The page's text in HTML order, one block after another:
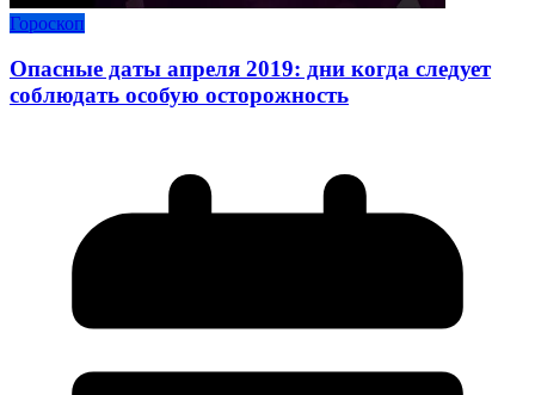
Гороскоп
Опасные даты апреля 2019: дни когда следует
соблюдать особую осторожность